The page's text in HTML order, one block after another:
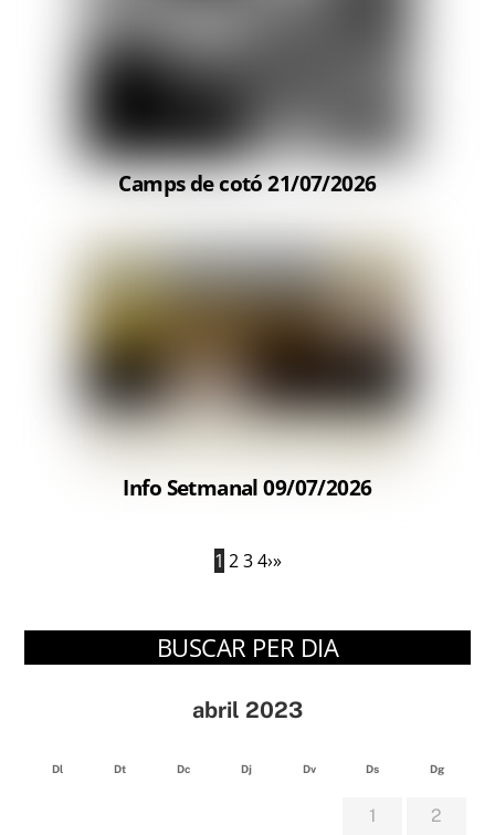
Camps de cotó 21/07/2026
Info Setmanal 09/07/2026
1 2 3 4›»
BUSCAR PER DIA
abril 2023
Dl Dt Dc Dj Dv Ds Dg
1 2